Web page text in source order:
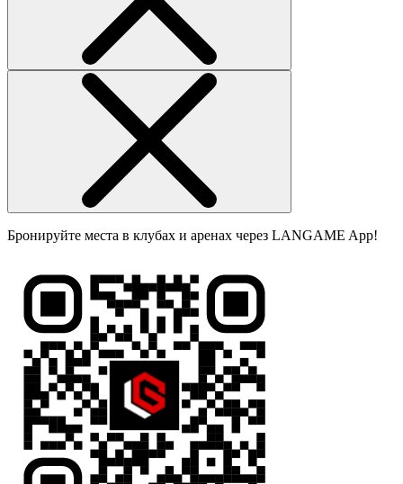
Бронируйте места в клубах и аренах через LANGAME App!